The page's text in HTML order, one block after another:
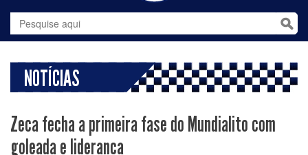
NOTÍCIAS
Zeca fecha a primeira fase do Mundialito com
goleada e liderança